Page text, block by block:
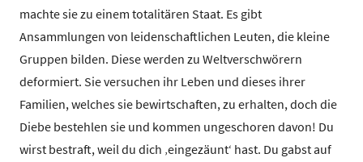
machte sie zu einem totalitären Staat. Es gibt
Ansammlungen von leidenschaftlichen Leuten, die kleine
Gruppen bilden. Diese werden zu Weltverschwörern
deformiert. Sie versuchen ihr Leben und dieses ihrer
Familien, welches sie bewirtschaften, zu erhalten, doch die
Diebe bestehlen sie und kommen ungeschoren davon! Du
wirst bestraft, weil du dich ‚eingezäunt‘ hast. Du gabst auf